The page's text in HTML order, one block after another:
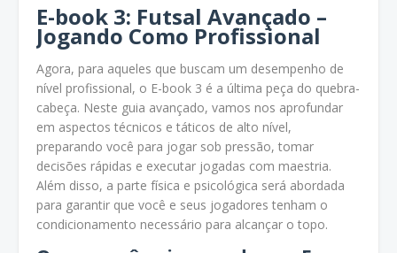
E-book 3: Futsal Avançado –
Jogando Como Profissional
Agora, para aqueles que buscam um desempenho de
nível profissional, o E-book 3 é a última peça do quebra-
cabeça. Neste guia avançado, vamos nos aprofundar
em aspectos técnicos e táticos de alto nível,
preparando você para jogar sob pressão, tomar
decisões rápidas e executar jogadas com maestria.
Além disso, a parte física e psicológica será abordada
para garantir que você e seus jogadores tenham o
condicionamento necessário para alcançar o topo.